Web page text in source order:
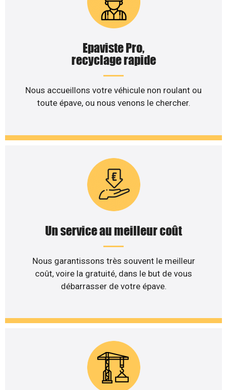
Epaviste Pro,
recyclage rapide
Nous accueillons votre véhicule non roulant ou
toute épave, ou nous venons le chercher.
Un service au meilleur coût
Nous garantissons très souvent le meilleur
coût, voire la gratuité, dans le but de vous
débarrasser de votre épave.